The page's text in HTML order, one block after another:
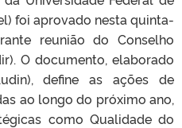
foi aprovado nesta quinta-
reunião do Conselho
O documento, elaborado
define as ações de
ao longo do próximo ano,
como Qualidade do